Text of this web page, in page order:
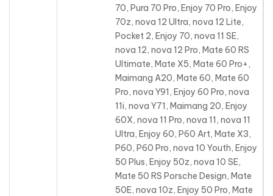
70, Pura 70 Pro, Enjoy 70 Pro, Enjoy
70z, nova 12 Ultra, nova 12 Lite,
Pocket 2, Enjoy 70, nova 11 SE,
nova 12, nova 12 Pro, Mate 60 RS
Ultimate, Mate X5, Mate 60 Pro+,
Maimang A20, Mate 60, Mate 60
Pro, nova Y91, Enjoy 60 Pro, nova
11i, nova Y71, Maimang 20, Enjoy
60X, nova 11 Pro, nova 11, nova 11
Ultra, Enjoy 60, P60 Art, Mate X3,
P60, P60 Pro, nova 10 Youth, Enjoy
50 Plus, Enjoy 50z, nova 10 SE,
Mate 50 RS Porsche Design, Mate
50E, nova 10z, Enjoy 50 Pro, Mate